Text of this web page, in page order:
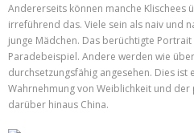
Andererseits können manche Klischees
irreführend das. Viele sein als naiv und
junge Mädchen. Das berüchtigte Portrait
Paradebeispiel. Andere werden wie
durchsetzungsfähig angesehen. Dies ist
Wahrnehmung von Weiblichkeit und
darüber hinaus China.